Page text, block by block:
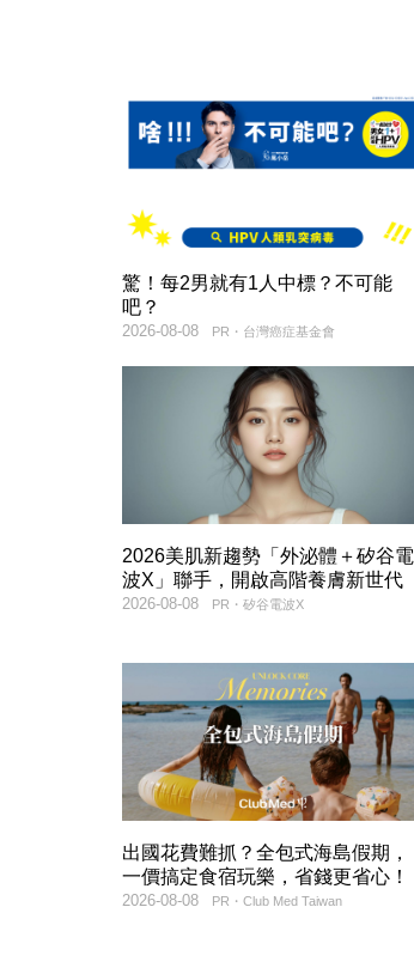
驚！每2男就有1人中標？不可能
吧？
PR・台灣癌症基金會
2026-08-08
2026美肌新趨勢「外泌體＋矽谷電
波X」聯手，開啟高階養膚新世代
PR・矽谷電波X
2026-08-08
出國花費難抓？全包式海島假期，
一價搞定食宿玩樂，省錢更省心！
PR・Club Med Taiwan
2026-08-08